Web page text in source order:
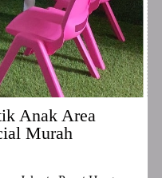
Anak Area
Murah